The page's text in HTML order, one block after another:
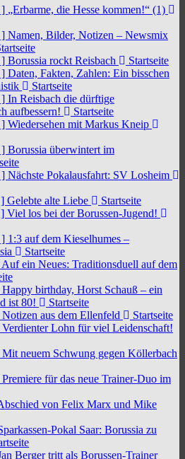
] „Erbarme, die Hesse kommen!“ (1)
] Namen, Bilder, Notizen – Newsmix
] Borussia rockt Reisbach
Startseite
] Daten, Fakten, Zahlen: Ein bisschen
Startseite
] In Reisbach die dürftige
aufbessern!
Startseite
] Wiedersehen mit Markus Kneip
] Borussia überwintert im
] Nächste Pokalausfahrt: SV Losheim
Gelebte alte Liebe
Startseite
Viel los bei der Borussen-Jugend!
] 1:3 auf dem Kieselhumes –
Startseite
Auf ein Neues: Traditionsduell auf dem
Happy birthday, Horst Schauß – ein
ist 80!
Startseite
Notizen aus dem Ellenfeld
Startseite
Verdienter Lohn für viel Leidenschaft!
Mit neuem Schwung gegen Köllerbach
Premiere für das neue Trainer-Duo im
von Felix Marx und Mike
Pokal Saar: Borussia zu
Berger tritt als Borussen-Trainer